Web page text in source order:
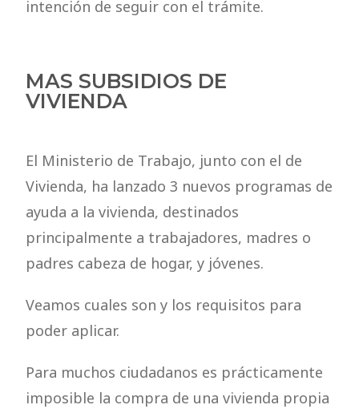
intención de seguir con el trámite.
MAS SUBSIDIOS DE
VIVIENDA
El Ministerio de Trabajo, junto con el de
Vivienda, ha lanzado 3 nuevos programas de
ayuda a la vivienda, destinados
principalmente a trabajadores, madres o
padres cabeza de hogar, y jóvenes.
Veamos cuales son y los requisitos para
poder aplicar.
Para muchos ciudadanos es prácticamente
imposible la compra de una vivienda propia